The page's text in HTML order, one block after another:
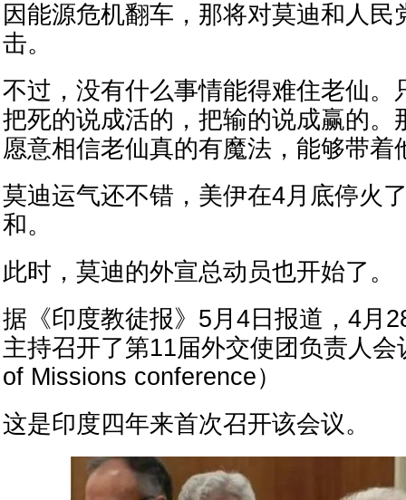
因能源危机翻车，那将对莫迪和人民
击。
不过，没有什么事情能得难住老仙。
把死的说成活的，把输的说成赢的。
愿意相信老仙真的有魔法，能够带着
莫迪运气还不错，美伊在4月底停火
和。
此时，莫迪的外宣总动员也开始了。
据《印度教徒报》5月4日报道，4月
主持召开了第11届外交使团负责人
of Missions conference）
这是印度四年来首次召开该会议。